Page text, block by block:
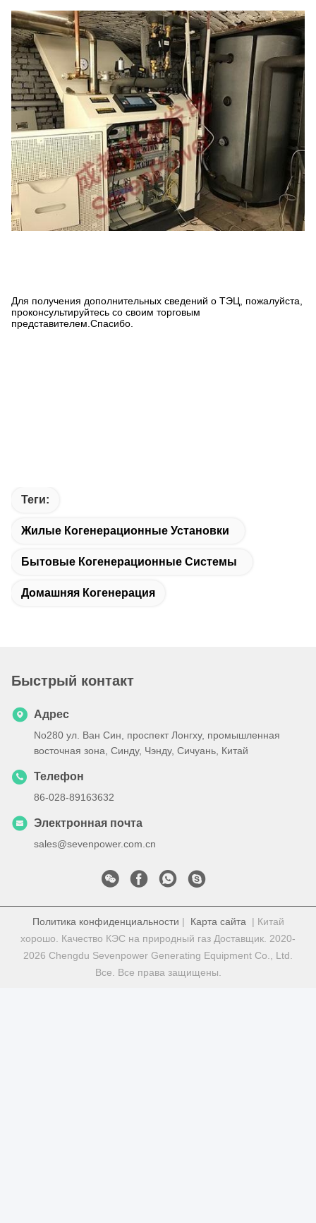
Для получения дополнительных сведений о ТЭЦ, пожалуйста,
проконсультируйтесь со своим торговым
представителем.Спасибо.
Теги:
Жилые Когенерационные Установки
Бытовые Когенерационные Системы
Домашняя Когенерация
Быстрый контакт
Адрес
No280 ул. Ван Син, проспект Лонгху, промышленная
восточная зона, Синду, Чэнду, Сичуань, Китай
Телефон
86-028-89163632
Электронная почта
sales@sevenpower.com.cn
Политика конфиденциальности | Карта сайта | Китай
хорошо. Качество КЭС на природный газ Доставщик. 2020-
2026 Chengdu Sevenpower Generating Equipment Co., Ltd.
Все. Все права защищены.